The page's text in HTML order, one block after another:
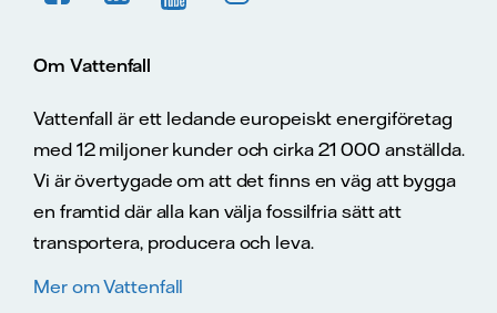
Om Vattenfall
Vattenfall är ett ledande europeiskt energiföretag
med 12 miljoner kunder och cirka 21 000 anställda.
Vi är övertygade om att det finns en väg att bygga
en framtid där alla kan välja fossilfria sätt att
transportera, producera och leva.
Mer om Vattenfall